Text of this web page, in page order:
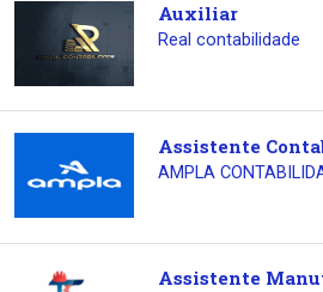
Auxiliar
Real contabilidade
Assistente
AMPLA
Assistente